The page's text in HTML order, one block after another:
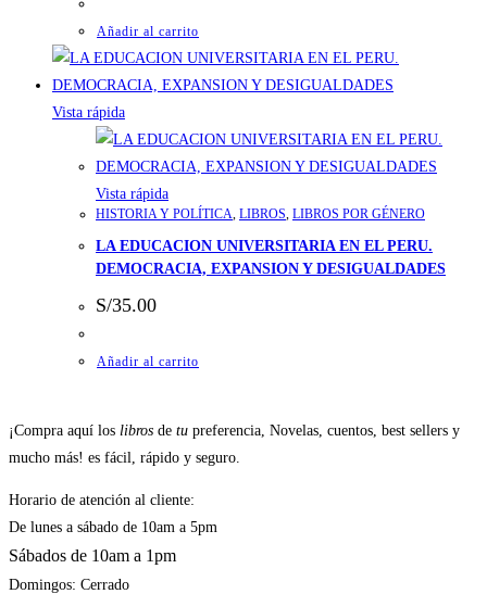
Añadir al carrito
Vista rápida
Vista rápida
HISTORIA Y POLÍTICA LIBROS LIBROS POR GÉNERO
LA EDUCACION UNIVERSITARIA EN EL PERU.
DEMOCRACIA, EXPANSION Y DESIGUALDADES
S/35.00
Añadir al carrito
¡Compra aquí los libros de tu preferencia, Novelas, cuentos, best sellers y
mucho más! es fácil, rápido y seguro.
Horario de atención al cliente:
De lunes a sábado de 10am a 5pm
Sábados de 10am a 1pm
Domingos: Cerrado